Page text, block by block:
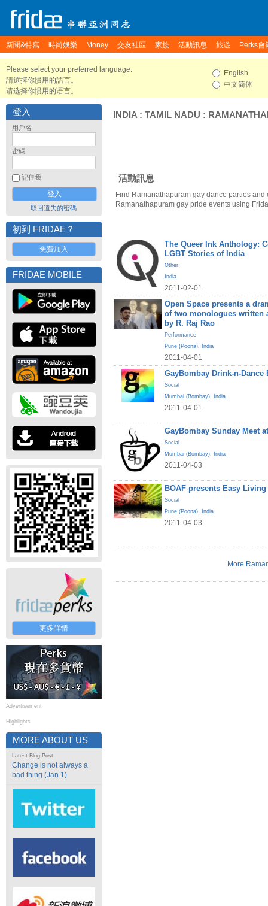
新聞&特寫 時尚娛樂 Money 交友社區 家族 活動訊息 旅遊 Perks會
Please select your preferred language.
請選擇你慣用的語言。
请选择你惯用的语言。
English
中文简体
登入
用戶名
密碼
記住我
取回遺失的密碼
初到 FRIDAE？
免費加入
FRIDAE MOBILE
更多詳情
Advertisement
Highlights
MORE ABOUT US
Latest Blog Post
Change is not always a
bad thing (Jan 1)
INDIA : TAMIL NADU :
活動訊息
Find Ramanathapuram gay dance parties and
Ramanathapuram gay pride events using
The Queer Ink Anthology:
LGBT Stories of India
Other
India
2011-02-01
Open Space presents a
of two monologues written
by R. Raj Rao
Performance
Pune (Poona), India
2011-04-01
GayBombay Drink-n-Dance
Social
Mumbai (Bombay), India
2011-04-01
GayBombay Sunday Meet
Social
Mumbai (Bombay), India
2011-04-03
BOAF presents Easy
Social
Pune (Poona), India
2011-04-03
More